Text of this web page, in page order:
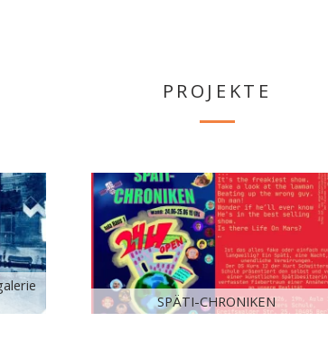
PROJEKTE
SPÄTI-CHRONIKEN